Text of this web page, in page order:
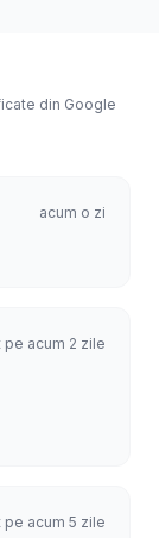
din Google
acum o zi
acum 2 zile
acum 5 zile